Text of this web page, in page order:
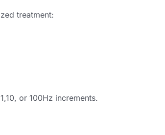
treatment:
1,10, or 100Hz increments.